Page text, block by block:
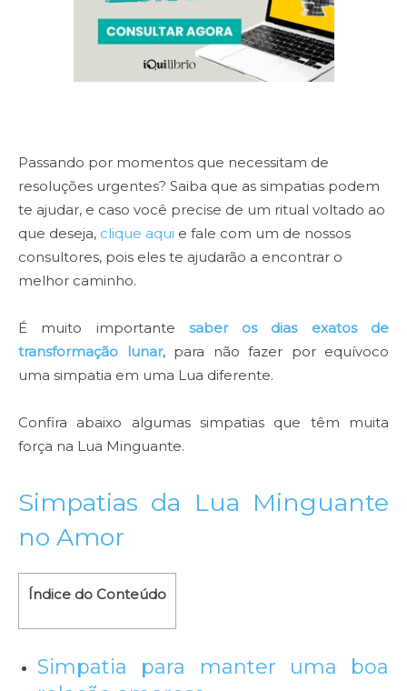
Passando por momentos que necessitam de
resoluções urgentes? Saiba que as simpatias podem
te ajudar, e caso você precise de um ritual voltado ao
que deseja, clique aqui e fale com um de nossos
consultores, pois eles te ajudarão a encontrar o
melhor caminho.
É muito importante saber osdias exatos de
transformação lunar, para não fazer por equívoco
uma simpatia em uma Lua diferente.
Confira abaixo algumas simpatias que têm muita
força na Lua Minguante.
Simpatias da Lua Minguante
no Amor
Índice do Conteúdo
Simpatia para manter uma boa